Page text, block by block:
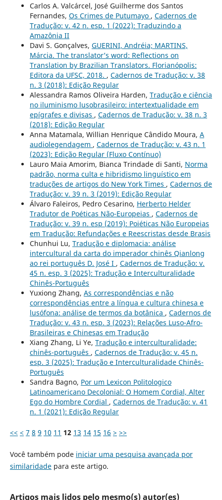
Carlos A. Valcárcel, José Guilherme dos Santos
Fernandes, Os Crimes de Putumayo , Cadernos de
Tradução: v. 42 n. esp. 1 (2022): Traduzindo a
Amazônia II
Davi S. Gonçalves, GUERINI, Andréia; MARTINS,
Márcia. The translator’s word: Reflections on
Translation by Brazilian Translators. Florianópolis:
Editora da UFSC, 2018. , Cadernos de Tradução: v. 38
n. 3 (2018): Edição Regular
Alessandra Ramos Oliveira Harden, Tradução e ciência
no iluminismo lusobrasileiro: intertextualidade em
epígrafes e divisas , Cadernos de Tradução: v. 38 n. 3
(2018): Edição Regular
Anna Matamala, Willian Henrique Cândido Moura, A
audiolegendagem , Cadernos de Tradução: v. 43 n. 1
(2023): Edição Regular (Fluxo Contínuo)
Lauro Maia Amorim, Bianca Trindade di Santi, Norma
padrão, norma culta e hibridismo linguístico em
traduções de artigos do New York Times , Cadernos de
Tradução: v. 39 n. 3 (2019): Edição Regular
Álvaro Faleiros, Pedro Cesarino, Herberto Helder
Tradutor de Poéticas Não-Europeias , Cadernos de
Tradução: v. 39 n. esp (2019): Poiéticas Não Europeias
em Tradução: Refundações e Reescristas desde Brasis
Chunhui Lu, Tradução e diplomacia: análise
intercultural da carta do imperador chinês Qianlong
ao rei português D. José I , Cadernos de Tradução: v.
45 n. esp. 3 (2025): Tradução e Interculturalidade
Chinês-Português
Yuxiong Zhang, As correspondências e não
correspondências entre a língua e cultura chinesa e
lusófona: análise de termos da botânica , Cadernos de
Tradução: v. 43 n. esp. 3 (2023): Relações Luso-Afro-
Brasileiras e Chinesas em Tradução
Xiang Zhang, Li Ye, Tradução e interculturalidade:
chinês-português , Cadernos de Tradução: v. 45 n.
esp. 3 (2025): Tradução e Interculturalidade Chinês-
Português
Sandra Bagno, Por um Lexicon Politologico
Latinoamericano Decolonial: O Homem Cordial, Alter
Ego do Hombre Cordial , Cadernos de Tradução: v. 41
n. 1 (2021): Edição Regular
<< < 7 8 9 10 11 12 13 14 15 16 > >>
Você também pode iniciar uma pesquisa avançada por
similaridadepara este artigo.
Artigos mais lidos pelo mesmo(s) autor(es)